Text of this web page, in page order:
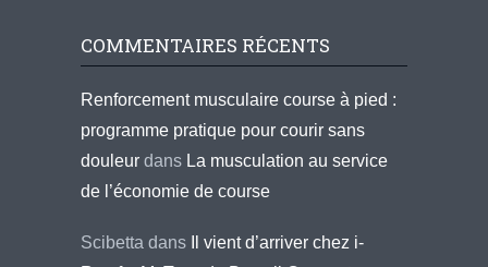
COMMENTAIRES RÉCENTS
Renforcement musculaire course à pied :
programme pratique pour courir sans
douleur dans La musculation au service
de l’économie de course
Scibetta dans
Il vient d’arriver chez i-